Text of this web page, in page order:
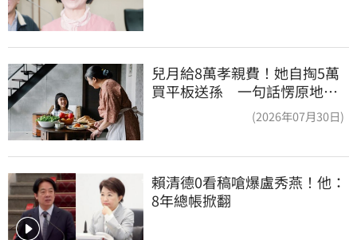
兒月給8萬孝親費！她自掏5萬
買平板送孫 一句話愣原地
(2026年07月30日)
賴清德0看稿嗆爆盧秀燕！他：
8年總帳掀翻